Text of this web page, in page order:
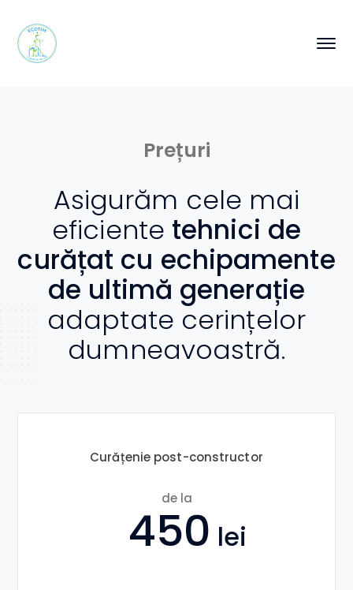
Prețuri
Asigurăm cele mai
eficiente tehnici de
curățat cu echipamente
de ultimă generație
adaptate cerințelor
dumneavoastră.
Curățenie post-constructor
de la
450